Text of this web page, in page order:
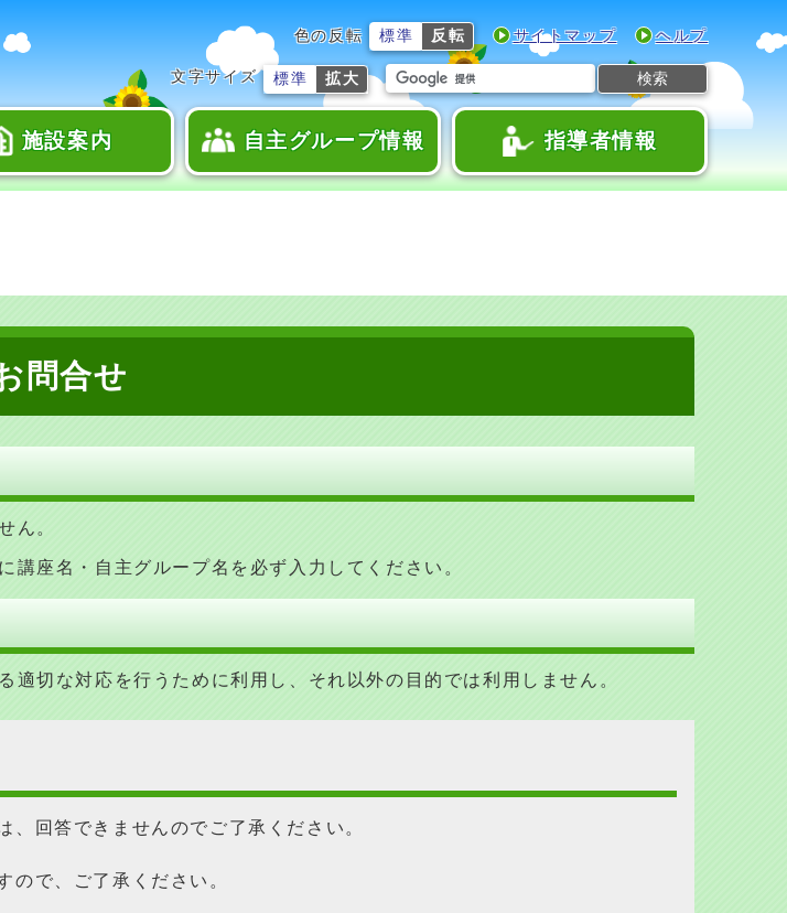
色の反転 標準 反転 サイトマップ ヘルプ
文字サイズ 標準 拡大 検索
施設案内 自主グループ情報 指導者情報
問合せ
ん。
座名・自主グループ名を必ず入力してください。
切な対応を行うために利用し、それ以外の目的では利用しません 。
回答できませんのでご了承ください。
ので、ご了承ください。